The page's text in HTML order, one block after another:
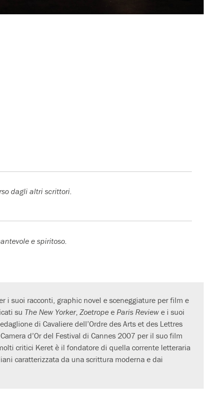
dagli altri scrittori.
e spiritoso.
i suoi racconti, graphic novel e sceneggiature per film e
su The New Yorker, Zoetrope e Paris Review e i suoi
di Cavaliere dell’Ordre des Arts et des Lettres
d’Or del Festival di Cannes 2007 per il suo film
critici Keret è il fondatore di quella corrente letteraria
caratterizzata da una scrittura moderna e dai